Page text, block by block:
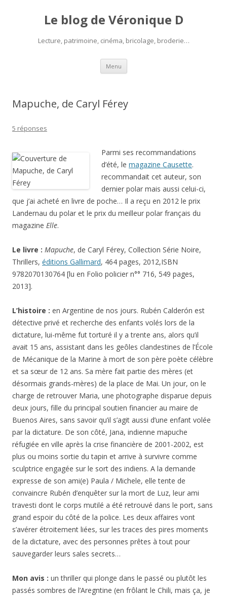
Le blog de Véronique D
Lecture, patrimoine, cinéma, bricolage, broderie…
Menu Aller
contenu
Mapuche, de Caryl Férey
5 réponses
Parmi ses recommandations
d’été, le magazine Causette.
recommandait cet auteur, son
dernier polar mais aussi celui-ci,
que j’ai acheté en livre de poche… Il a reçu en 2012 le prix
Landernau du polar et le prix du meilleur polar français du
magazine Elle.
Le livre : Mapuche, de Caryl Férey, Collection Série Noire,
Thrillers, éditions Gallimard, 464 pages, 2012,ISBN
9782070130764 [lu en Folio policier n°° 716, 549 pages,
2013].
L’histoire : en Argentine de nos jours. Rubén Calderón est
détective privé et recherche des enfants volés lors de la
dictature, lui-même fut torturé il y a trente ans, alors qu’il
avait 15 ans, assistant dans les geôles clandestines de l’École
de Mécanique de la Marine à mort de son père poète célèbre
et sa sœur de 12 ans. Sa mère fait partie des mères (et
désormais grands-mères) de la place de Mai. Un jour, on le
charge de retrouver Maria, une photographe disparue depuis
deux jours, fille du principal soutien financier au maire de
Buenos Aires, sans savoir qu’il s’agit aussi d’une enfant volée
par la dictature. De son côté, Jana, indienne mapuche
réfugiée en ville après la crise financière de 2001-2002, est
plus ou moins sortie du tapin et arrive à survivre comme
sculptrice engagée sur le sort des indiens. A la demande
expresse de son ami(e) Paula / Michele, elle tente de
convaincre Rubén d’enquêter sur la mort de Luz, leur ami
travesti dont le corps mutilé a été retrouvé dans le port, sans
grand espoir du côté de la police. Les deux affaires vont
s’avérer étroitement liées, sur les traces des pires moments
de la dictature, avec des personnes prêtes à tout pour
sauvegarder leurs sales secrets…
Mon avis : un thriller qui plonge dans le passé ou plutôt les
passés sombres de l’Aregntine (en frôlant le Chili, mais ça, je